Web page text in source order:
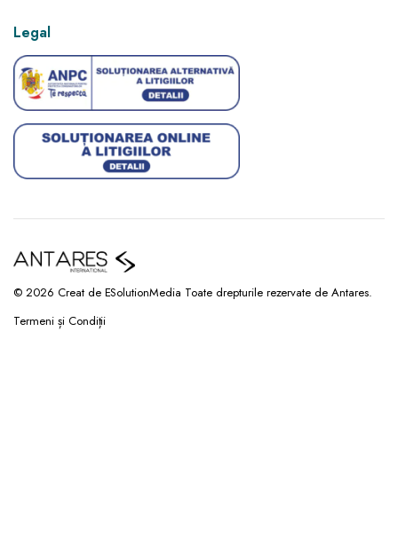
Legal
© 2026 Creat de ESolutionMedia Toate drepturile rezervate de Antares.
Termeni și Condiții